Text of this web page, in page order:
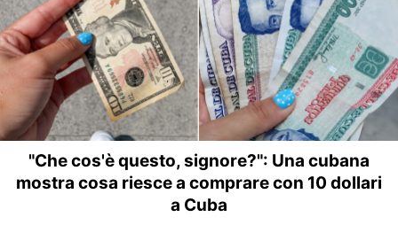
"Che cos'è questo, signore?": Una cubana
mostra cosa riesce a comprare con 10 dollari
a Cuba